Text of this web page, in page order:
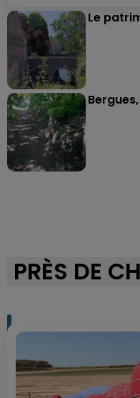
Le
PRÈS DE